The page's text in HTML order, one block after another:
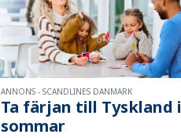
Ta färjan till Tyskland i
sommar
ANNONS - SCANDLINES DANMARK